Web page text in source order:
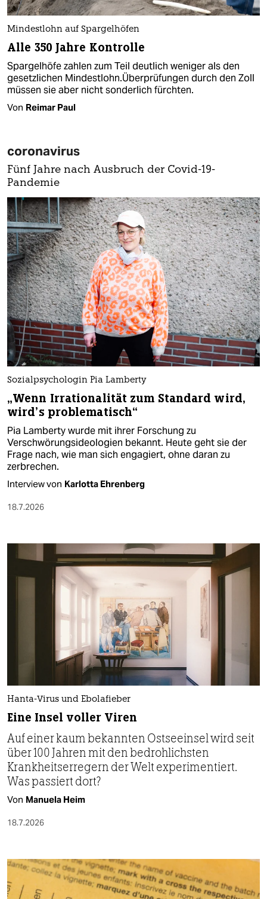
Mindestlohn auf Spargelhöfen
Alle 350 Jahre Kontrolle
Spargelhöfe zahlen zum Teil deutlich weniger als den
gesetzlichen Mindestlohn.Überprüfungen durch den Zoll
müssen sie aber nicht sonderlich fürchten.
Von Reimar Paul
coronavirus
Fünf Jahre nach Ausbruch der Covid-19-
Pandemie
Sozialpsychologin Pia Lamberty
„Wenn Irrationalität zum Standard wird,
wird’s problematisch“
Pia Lamberty wurde mit ihrer Forschung zu
Verschwörungsideologien bekannt. Heute geht sie der
Frage nach, wie man sich engagiert, ohne daran zu
zerbrechen.
Interview von Karlotta Ehrenberg
18.7.2026
Hanta-Virus und Ebolafieber
Eine Insel voller Viren
Auf einer kaum bekannten Ostseeinsel wird seit
über 100 Jahren mit den bedrohlichsten
Krankheitserregern der Welt experimentiert.
Was passiert dort?
Von Manuela Heim
18.7.2026